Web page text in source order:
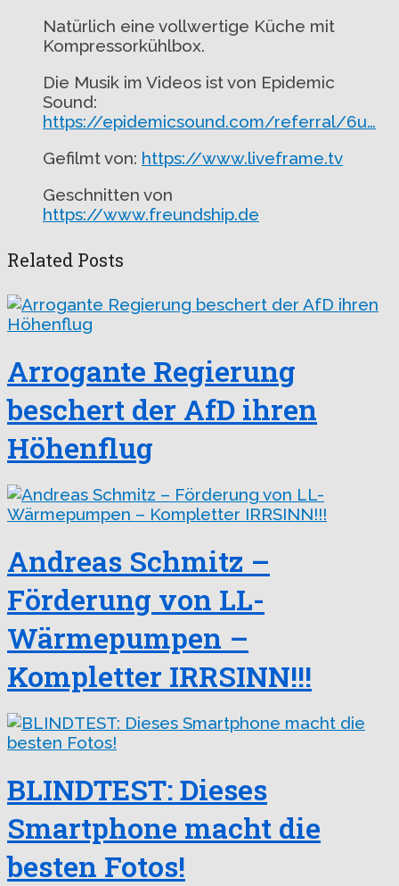
Natürlich eine vollwertige Küche mit
Kompressorkühlbox.
Die Musik im Videos ist von Epidemic
Sound:
https://epidemicsound.com/referral/6u…
Gefilmt von: https://www.liveframe.tv
Geschnitten von
https://www.freundship.de
Related Posts
Arrogante Regierung
beschert der AfD ihren
Höhenflug
Andreas Schmitz –
Förderung von LL-
Wärmepumpen –
Kompletter IRRSINN!!!
BLINDTEST: Dieses
Smartphone macht die
besten Fotos!